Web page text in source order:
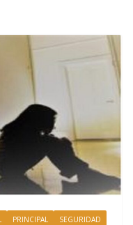
PRINCIPAL SEGURIDAD